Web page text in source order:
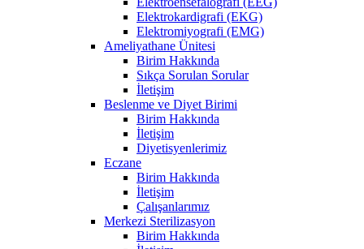
Elektrokardigrafi (EKG)
Elektromiyografi (EMG)
Ameliyathane Ünitesi
Birim Hakkında
Sıkça Sorulan Sorular
İletişim
Beslenme ve Diyet Birimi
Birim Hakkında
İletişim
Diyetisyenlerimiz
Eczane
Birim Hakkında
İletişim
Çalışanlarımız
Merkezi Sterilizasyon
Birim Hakkında